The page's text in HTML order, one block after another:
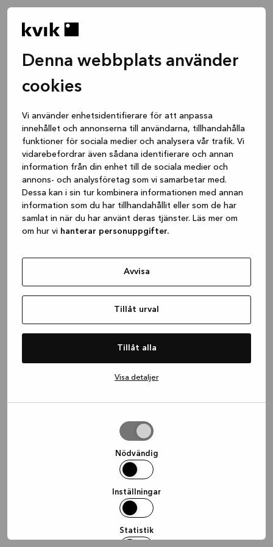
Denna webbplats använder
cookies
Vi använder enhetsidentifierare för att anpassa
innehållet och annonserna till användarna, tillhandahålla
funktioner för sociala medier och analysera vår trafik. Vi
vidarebefordrar även sådana identifierare och annan
information från din enhet till de sociala medier och
annons- och analysföretag som vi samarbetar med.
Dessa kan i sin tur kombinera informationen med annan
information som du har tillhandahållit eller som de har
samlat in när du har använt deras tjänster. Läs mer om
om hur vi hanterar personuppgifter.
Avvisa
Tillåt urval
Tillåt alla
Visa detaljer
Nödvändig
Inställningar
Statistik
(see the browser console for more
information).